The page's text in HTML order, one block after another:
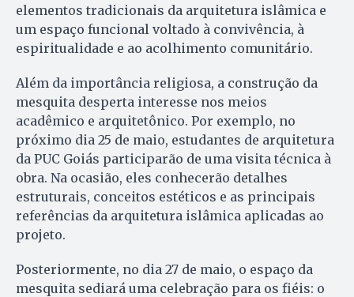
elementos tradicionais da arquitetura islâmica e
um espaço funcional voltado à convivência, à
espiritualidade e ao acolhimento comunitário.
Além da importância religiosa, a construção da
mesquita desperta interesse nos meios
acadêmico e arquitetônico. Por exemplo, no
próximo dia 25 de maio, estudantes de arquitetura
da PUC Goiás participarão de uma visita técnica à
obra. Na ocasião, eles conhecerão detalhes
estruturais, conceitos estéticos e as principais
referências da arquitetura islâmica aplicadas ao
projeto.
Posteriormente, no dia 27 de maio, o espaço da
mesquita sediará uma celebração para os fiéis: o